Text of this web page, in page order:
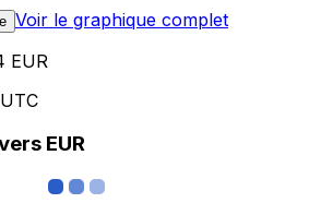
Voir le graphique complet
EUR
EUR